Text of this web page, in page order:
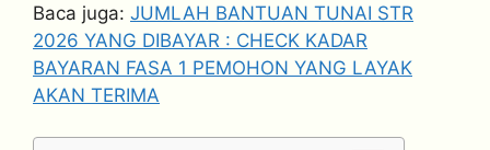
Baca juga: JUMLAH BANTUAN TUNAI STR
2026 YANG DIBAYAR : CHECK KADAR
BAYARAN FASA 1 PEMOHON YANG LAYAK
AKAN TERIMA